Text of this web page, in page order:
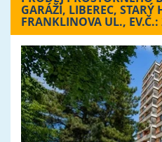
GARÁŽÍ, LIBEREC, STARÝ
FRANKLINOVA UL., EV.Č.: